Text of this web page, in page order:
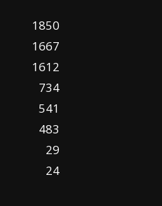
1850
1667
1612
734
541
483
29
24